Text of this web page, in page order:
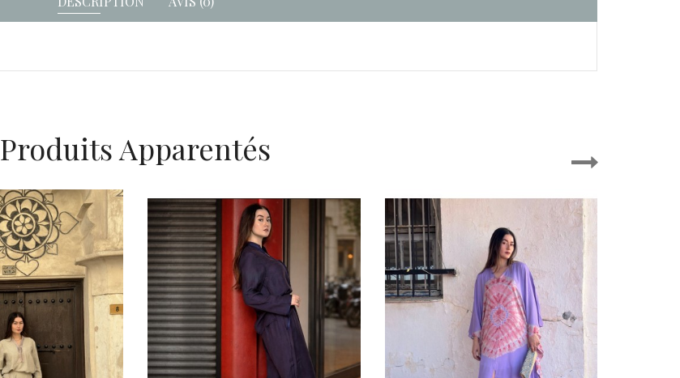
Produits Apparentés